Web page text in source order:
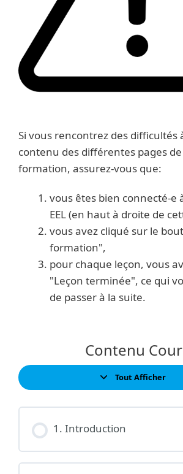
Si vous rencontrez des difficultés
contenu des différentes pages
formation, assurez-vous que:
vous êtes bien connecté-e
EEL (en haut à droite de
vous avez cliqué sur le
formation",
pour chaque leçon, vous
"Leçon terminée", ce qui
de passer à la suite.
Contenu
Tout Afficher
Leçons
1. Introduction